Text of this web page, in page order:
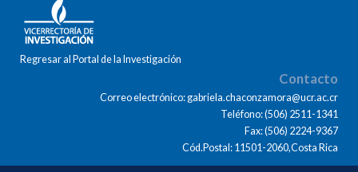
Regresar al Portal de la Investigación
Contacto
Correo electrónico: gabriela.chaconzamora@ucr.ac.cr
Teléfono: (506) 2511-1341
Fax: (506) 2224-9367
Cód.Postal: 11501-2060,Costa Rica